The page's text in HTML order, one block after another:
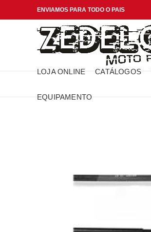
ENVIAMOS PARA TODO O PAIS
LOJA ONLINE CATÁLOGOS
EQUIPAMENTO